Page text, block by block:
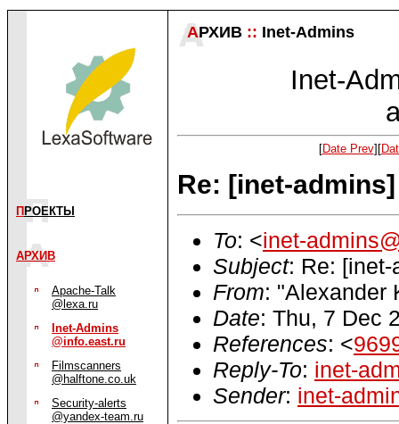
П РОЕКТЫ
АРХИВ
Apache-Talk
@lexa.ru
Inet-Admins
@info.east.ru
Filmscanners
@halftone.co.uk
Security-alerts
@yandex-team.ru
АРХИВ :: Inet-Admins
Inet-
[Date Prev][
Re: [inet-
To: <inet-
Subject: Re:
From: "Alexander
Date: Thu, 7 Dec
References: <
Reply-To: inet-
Sender: inet-